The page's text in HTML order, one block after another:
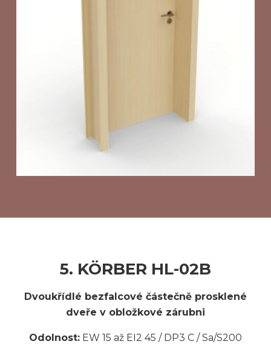
5. KÖRBER HL-02B
Dvoukřídlé bezfalcové částečně prosklené
dveře v obložkové zárubni
Odolnost: EW 15 až EI2 45 / DP3 C / Sa/S200